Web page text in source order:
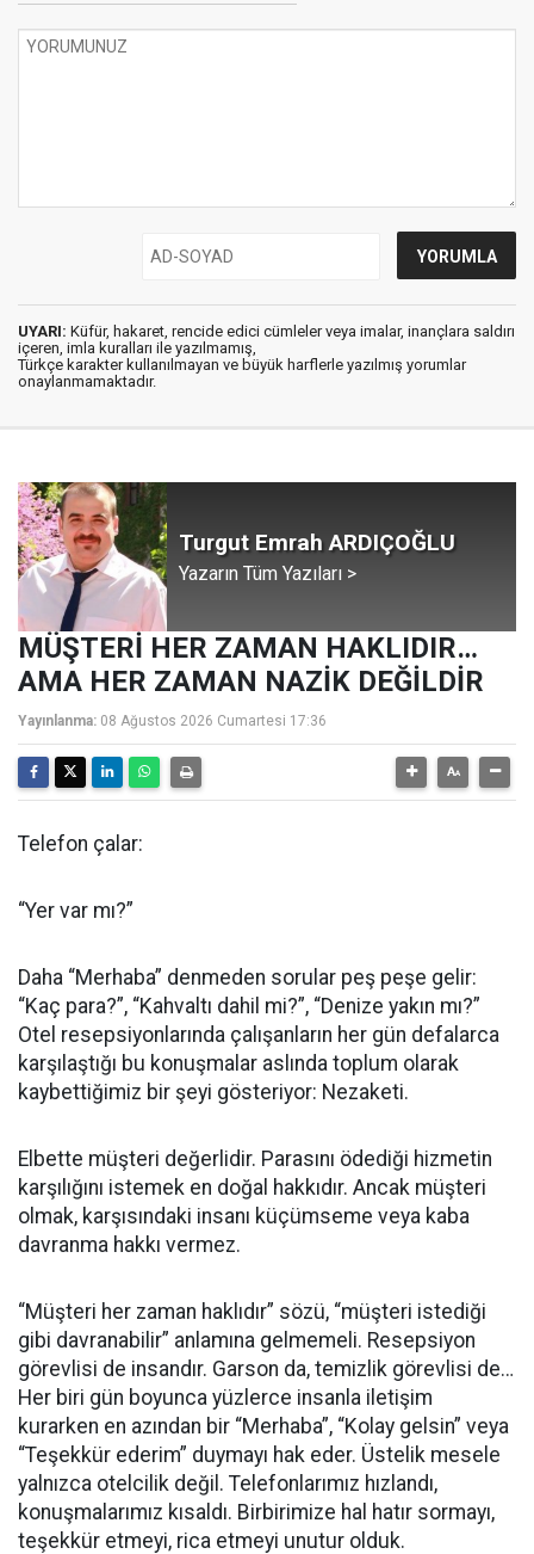
UYARI: Küfür, hakaret, rencide edici cümleler veya imalar, inançlara saldırı
içeren, imla kuralları ile yazılmamış,
Türkçe karakter kullanılmayan ve büyük harflerle yazılmış yorumlar
onaylanmamaktadır.
Turgut Emrah ARDIÇOĞLU
Yazarın Tüm Yazıları >
MÜŞTERİ HER ZAMAN HAKLIDIR…
AMA HER ZAMAN NAZİK DEĞİLDİR
Yayınlanma: 08 Ağustos 2026 Cumartesi 17:36
Telefon çalar:
“Yer var mı?”
Daha “Merhaba” denmeden sorular peş peşe gelir:
“Kaç para?”, “Kahvaltı dahil mi?”, “Denize yakın mı?”
Otel resepsiyonlarında çalışanların her gün defalarca
karşılaştığı bu konuşmalar aslında toplum olarak
kaybettiğimiz bir şeyi gösteriyor: Nezaketi.
Elbette müşteri değerlidir. Parasını ödediği hizmetin
karşılığını istemek en doğal hakkıdır. Ancak müşteri
olmak, karşısındaki insanı küçümseme veya kaba
davranma hakkı vermez.
“Müşteri her zaman haklıdır” sözü, “müşteri istediği
gibi davranabilir” anlamına gelmemeli. Resepsiyon
görevlisi de insandır. Garson da, temizlik görevlisi de…
Her biri gün boyunca yüzlerce insanla iletişim
kurarken en azından bir “Merhaba”, “Kolay gelsin” veya
“Teşekkür ederim” duymayı hak eder. Üstelik mesele
yalnızca otelcilik değil. Telefonlarımız hızlandı,
konuşmalarımız kısaldı. Birbirimize hal hatır sormayı,
teşekkür etmeyi, rica etmeyi unutur olduk.